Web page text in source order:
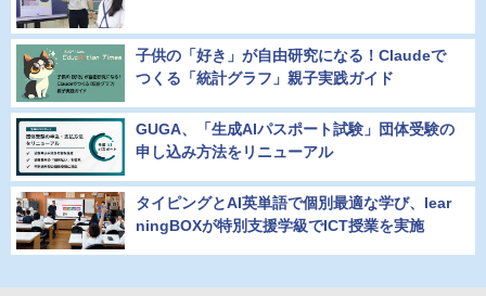
子供の「好き」が自由研究になる！Claudeで
つくる「統計グラフ」親子実践ガイド
GUGA、「生成AIパスポート試験」団体受験の
申し込み方法をリニューアル
タイピングとAI英単語で個別最適な学び、lear
ningBOXが特別支援学級でICT授業を実施